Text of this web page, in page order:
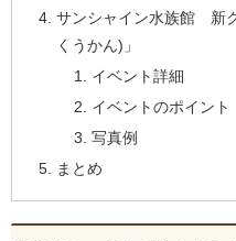
サンシャイン水族館 新
くうかん)」
イベント詳細
イベントのポイント
写真例
まとめ